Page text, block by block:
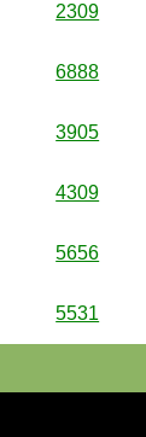
2309
6888
3905
4309
5656
5531